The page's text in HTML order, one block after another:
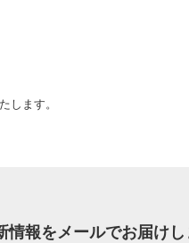
します。
報をメールでお届けし